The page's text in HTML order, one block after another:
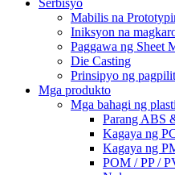
Serbisyo
Mabilis na
Iniksyon na
Paggawa ng Sheet
Die Casting
Prinsipyo ng pagpilit
Mga produkto
Mga bahagi ng
Parang ABS
Kagaya ng
Kagaya ng
POM / PP /